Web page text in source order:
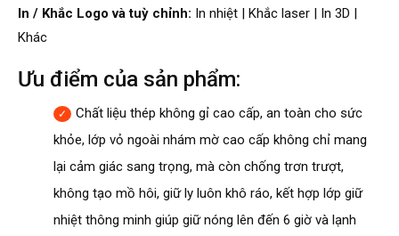
In / Khắc Logo và tuỳ chỉnh: In nhiệt | Khắc laser | In 3D |
Khác
Ưu điểm của sản phẩm:
Chất liệu thép không gỉ cao cấp, an toàn cho sức
khỏe, lớp vỏ ngoài nhám mờ cao cấp không chỉ mang
lại cảm giác sang trọng, mà còn chống trơn trượt,
không tạo mồ hôi, giữ ly luôn khô ráo, kết hợp lớp giữ
nhiệt thông minh giúp giữ nóng lên đến 6 giờ và lạnh